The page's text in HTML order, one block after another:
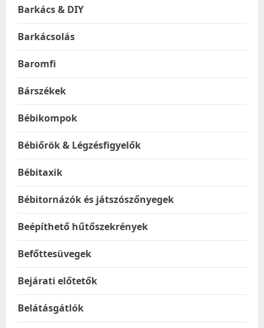
Barkács & DIY
Barkácsolás
Baromfi
Bárszékek
Bébikompok
Bébiőrök & Légzésfigyelők
Bébitaxik
Bébitornázók és játszószőnyegek
Beépíthető hűtőszekrények
Befőttesüvegek
Bejárati előtetők
Belátásgátlók